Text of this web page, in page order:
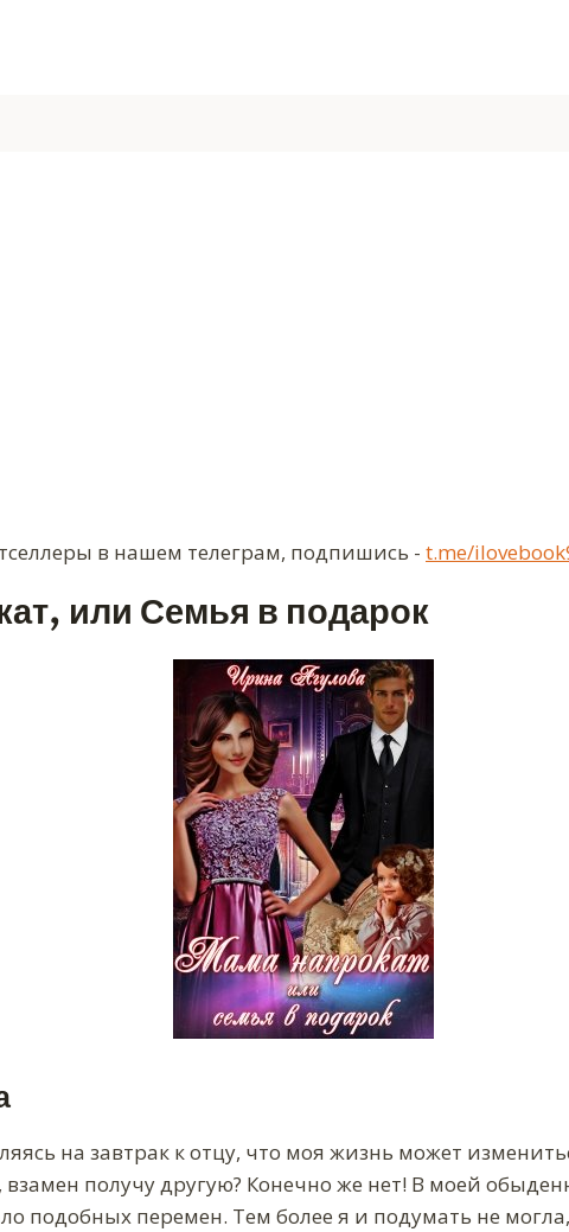
в нашем телеграм, подпишись - t.me/
или Семья в подарок
на завтрак к отцу, что моя жизнь может
получу другую? Конечно же нет! В моей
подобных перемен. Тем более я и подумать не